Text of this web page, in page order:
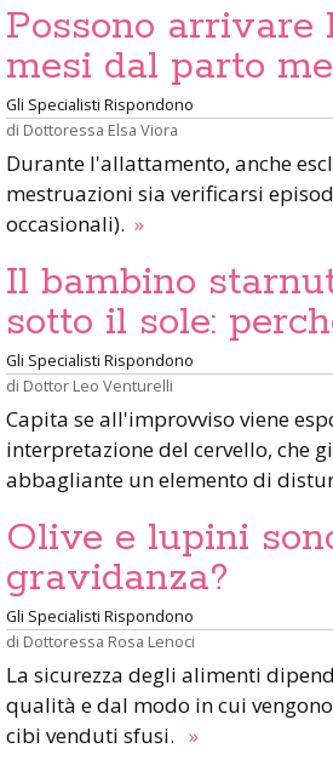
Possono
mesi dal parto
Gli Specialisti Rispondono
di Dottoressa Elsa Viora
Durante l'allattamento, anche
mestruazioni sia verificarsi
occasionali). »
Il bambino
sotto il sole:
Gli Specialisti Rispondono
di Dottor Leo Venturelli
Capita se all'improvviso viene
interpretazione del cervello, che
abbagliante un elemento di
Olive e lupini
gravidanza?
Gli Specialisti Rispondono
di Dottoressa Rosa Lenoci
La sicurezza degli alimenti
qualità e dal modo in cui
cibi venduti sfusi. »